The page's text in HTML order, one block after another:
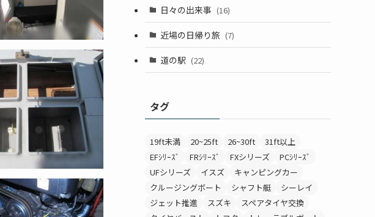
日々の出来事 (16)
近場の日帰り旅 (7)
道の駅 (22)
タグ
19ft未満 20~25ft 26~30ft
31ft以上
EFｼﾘｰｽﾞ
FRｼﾘｰｽﾞ FXシリーズ
PCｼﾘｰｽﾞ
UFシリーズ
イスズ
キャンピングカー
クルージングボート
シャフト艇
シーレイ
ジェット推進
スズキ
スペアタイヤ交換